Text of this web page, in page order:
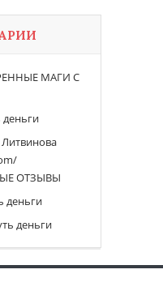
МАГИ С
деньги
ОТЗЫВЫ
деньги
деньги